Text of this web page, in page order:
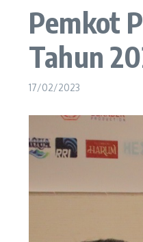
Pemkot
Tahun
17/02/2023